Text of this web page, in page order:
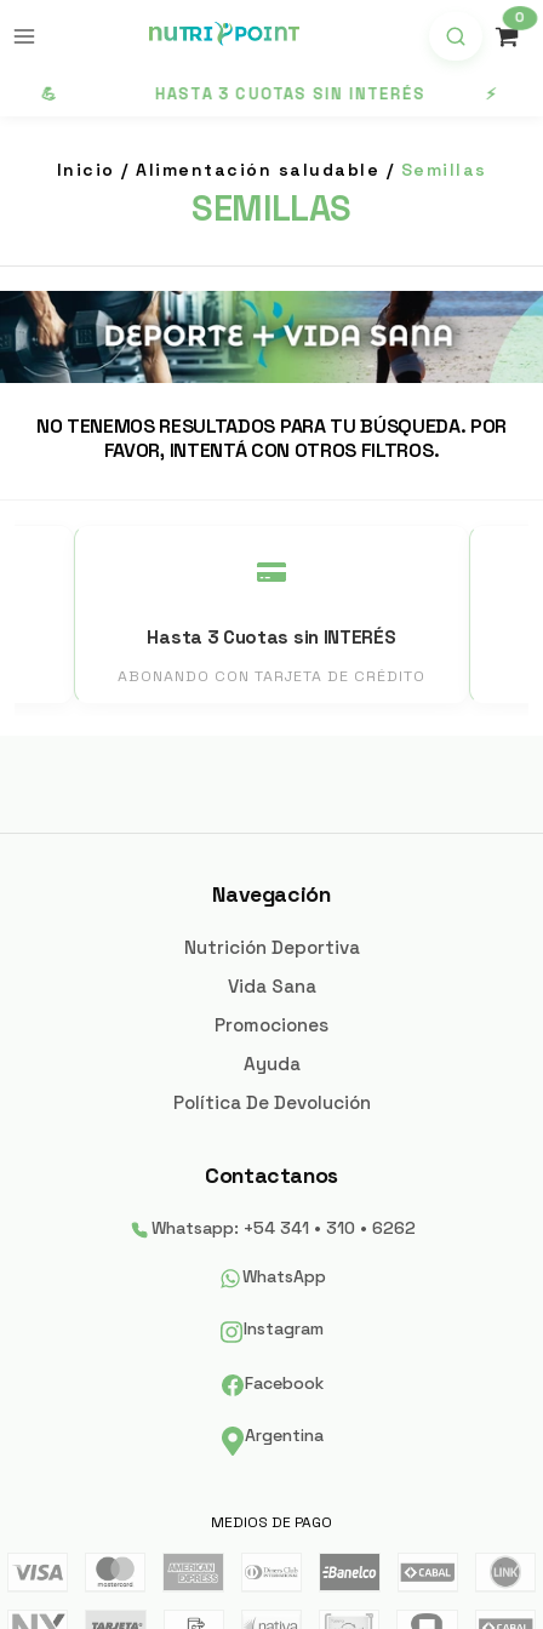
0
💪 HASTA 3 CUOTAS SIN INTERÉS ⚡
Inicio / Alimentación saludable / Semillas
SEMILLAS
NO TENEMOS RESULTADOS PARA TU BÚSQUEDA. POR
FAVOR, INTENTÁ CON OTROS FILTROS.
Hasta 3 Cuotas sin INTERÉS
ABONANDO CON TARJETA DE CRÉDITO
Navegación
Nutrición Deportiva
Vida Sana
Promociones
Ayuda
Política De Devolución
Contactanos
Whatsapp: +54 341 • 310 • 6262
WhatsApp
Instagram
Facebook
Argentina
MEDIOS DE PAGO